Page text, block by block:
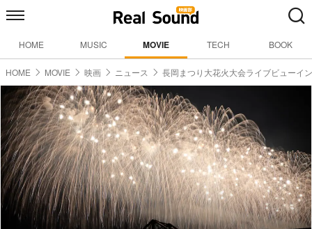
HOME MUSIC MOVIE TECH BOOK
HOME MOVIE 映画 ニュース 長岡まつり大花火大会ライブビューイ